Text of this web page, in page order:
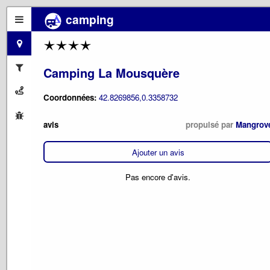
camping
Camping La Mousquère
Coordonnées: 42.8269856,0.3358732
avis propulsé par
Ajouter un avis
Pas encore d'avis.